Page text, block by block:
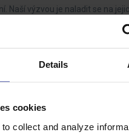
Details
cookies
collect and analyze
Naší výzvou je naladit se na
Plzeňský kraj